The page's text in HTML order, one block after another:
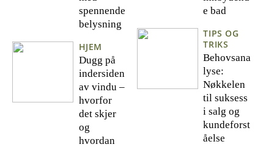
spennende
belysning
HJEM
Dugg på
indersiden
av vindu –
hvorfor
det skjer
og
hvordan
e bad
TIPS OG
TRIKS
Behovsana
lyse:
Nøkkelen
til suksess
i salg og
kundeforst
åelse